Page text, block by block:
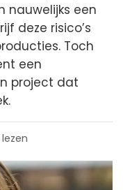
nauwelijks een
deze risico’s
Toch
een
project dat